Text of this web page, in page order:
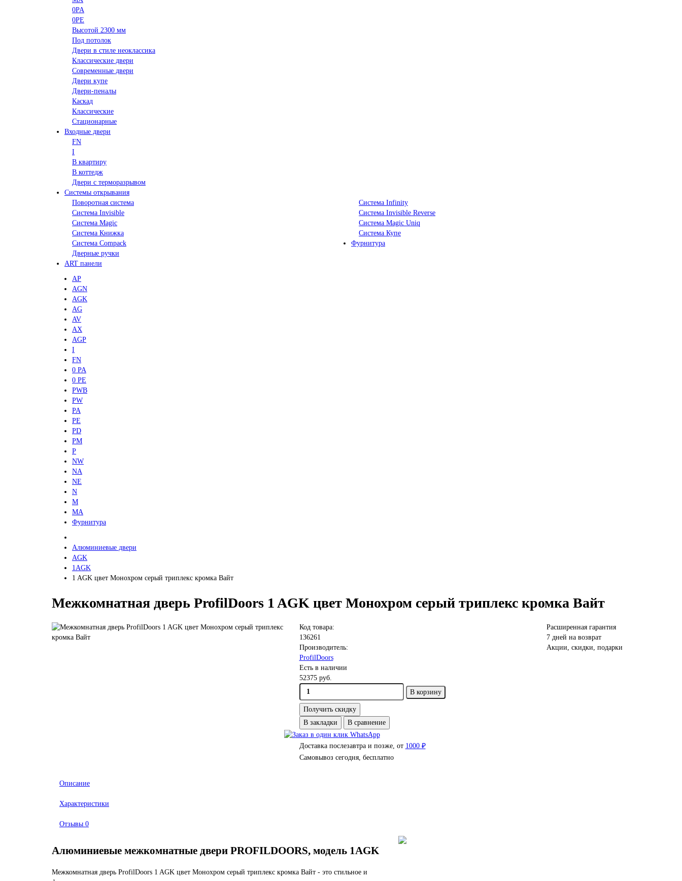
0PA
0PE
Высотой 2300 мм
Под потолок
Двери в стиле неоклассика
Классические двери
Современные двери
Двери купе
Двери-пеналы
Каскад
Классические
Стационарные
Входные двери
FN
I
В квартиру
В коттедж
Двери с терморазрывом
Системы открывания
Поворотная система
Система Infinity
Система Invisible
Система Invisible Reverse
Система Magic
Система Magic Uniq
Система Книжка
Система Купе
Система Compack
Фурнитура
Дверные ручки
ART панели
AP
AGN
AGK
AG
AV
AX
AGP
I
FN
0 PA
0 PE
PWB
PW
PA
PE
PD
PM
P
NW
NA
NE
N
M
MA
Фурнитура
Алюминиевые двери
AGK
1AGK
1 AGK цвет Монохром серый триплекс кромка Вайт
Межкомнатная дверь ProfilDoors 1 AGK цвет Монохром серый триплекс кромка Вайт
Код товара:
136261
Производитель:
ProfilDoors
Есть в наличии
52375 руб.
В корзину
Получить скидку
В закладки
В сравнение
Доставка послезавтра и позже, от 1000 ₽
Самовывоз сегодня, бесплатно
Расширенная гарантия
7 дней на возврат
Акции, скидки, подарки
Описание
Характеристики
Отзывы 0
Алюминиевые межкомнатные двери PROFILDOORS, модель 1AGK
Межкомнатная дверь ProfilDoors 1 AGK цвет Монохром серый триплекс кромка Вайт - это стильное и